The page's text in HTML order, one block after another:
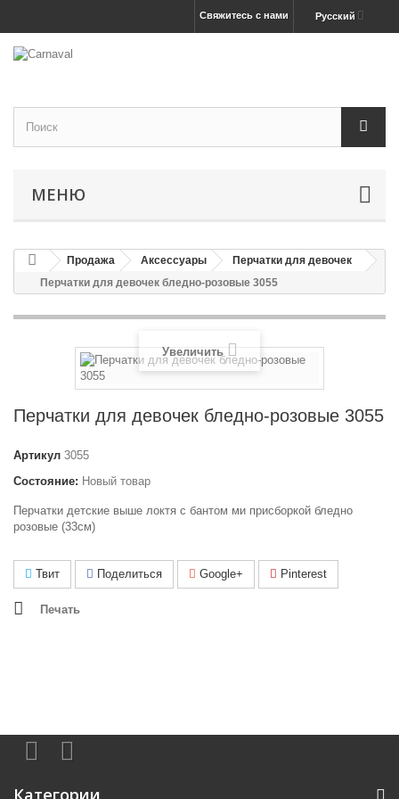
Русский
Свяжитесь с нами
МЕНЮ
Продажа Аксессуары
Перчатки для девочек
Перчатки для девочек бледно-розовые 3055
Увеличить
Перчатки для девочек бледно-розовые 3055
Артикул 3055
Состояние: Новый товар
Перчатки детские выше локтя с бантом ми присборкой бледно
розовые (33см)
Твит Поделиться Google+ Pinterest
Печать
Категории